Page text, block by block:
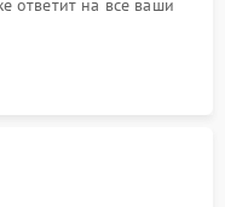
ответит на все ваши